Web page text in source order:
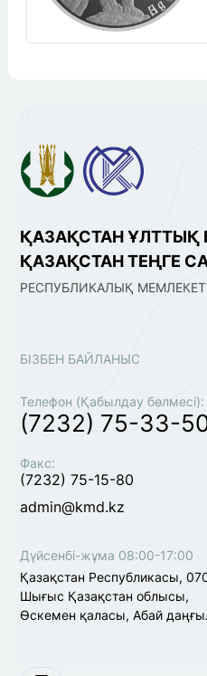
ҚАЗАҚСТАН ҰЛТТЫҚ
ҚАЗАҚСТАН ТЕҢГЕ
РЕСПУБЛИКАЛЫҚ
БІЗБЕН БАЙЛАНЫС
Телефон (Қабылдау бөлмесі):
(7232) 75-33-
Факс:
(7232) 75-15-80
admin@kmd.kz
Дүйсенбі-жұма 08:00-17:00
Қазақстан Республикасы,
Шығыс Қазақстан облысы,
Өскемен қаласы, Абай